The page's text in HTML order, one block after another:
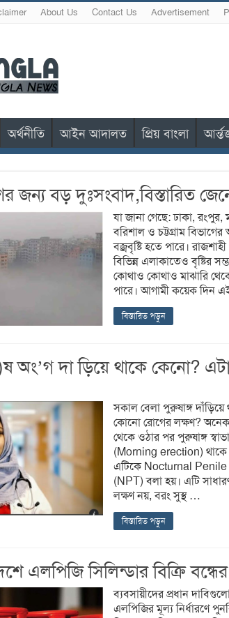
About Us Contact Us Advertisement
অর্থনীতি আইন আদালত প্রিয় বাংলা
জন্য বড় দুঃসংবাদ,বিস্তারিত
যা জানা গেছে: ঢাকা,
বরিশাল ও চট্টগ্রাম বিভাগের
বজ্রবৃষ্টি হতে পারে।
বিভিন্ন এলাকাতেও বৃষ্টির
কোথাও কোথাও মাঝারি
পারে। আগামী কয়েক দিন
বিস্তারিত পড়ুন
অং’গ দা ড়িয়ে থাকে কেনো?
সকাল বেলা পুরুষাঙ্গ
কোনো রোগের লক্ষণ?
থেকে ওঠার পর পুরুষাঙ্গ
(Morning erection) থাকে।
এটিকে Nocturnal
(NPT) বলা হয়। এটি
লক্ষণ নয়, বরং সুস্থ …
বিস্তারিত পড়ুন
এলপিজি সিলিন্ডার বিক্রি
ব্যবসায়ীদের প্রধান
এলপিজির মূল্য নির্ধারণে